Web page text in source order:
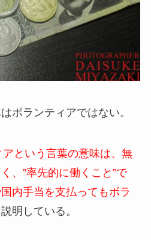
ボランティアではない。
アという言葉の意味は、無
、”率先的に働くこと”で
内手当を支払ってもボラ
説明している。